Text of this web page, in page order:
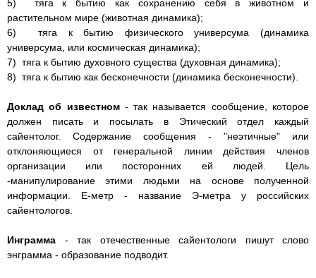
5) тяга к бытию как сохранению себя в животном и
растительном мире (животная динамика);
6) тяга к бытию физического универсума (динамика
универсума, или космическая динамика);
7) тяга к бытию духовного существа (духовная динамика);
8) тяга к бытию как бесконечности (динамика бесконечности).
Доклад об известном- так называется сообщение, которое
должен писать и посылать в Этический отдел каждый
сайентолог. Содержание сообщения - "неэтичные" или
отклоняющиеся от генеральной линии действия членов
организации или посторонних ей людей. Цель
-манипулирование этими людьми на основе полученной
информации. Е-метр - название Э-метра у российских
сайентологов.
Инграмма - так отечественные сайентологи пишут слово
энграмма - образование подводит.